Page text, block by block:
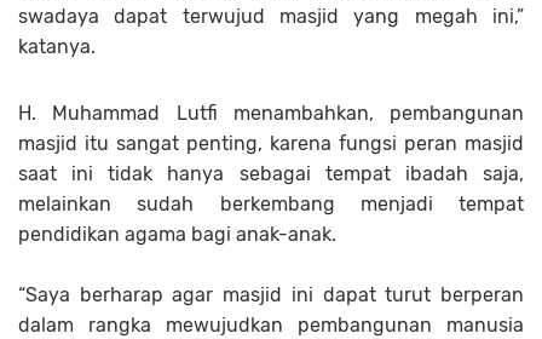
swadaya dapat terwujud masjid yang megah ini,”
katanya.
H. Muhammad Lutfi menambahkan, pembangunan
masjid itu sangat penting, karena fungsi peran masjid
saat ini tidak hanya sebagai tempat ibadah saja,
melainkan sudah berkembang menjadi tempat
pendidikan agama bagi anak-anak.
“Saya berharap agar masjid ini dapat turut berperan
dalam rangka mewujudkan pembangunan manusia